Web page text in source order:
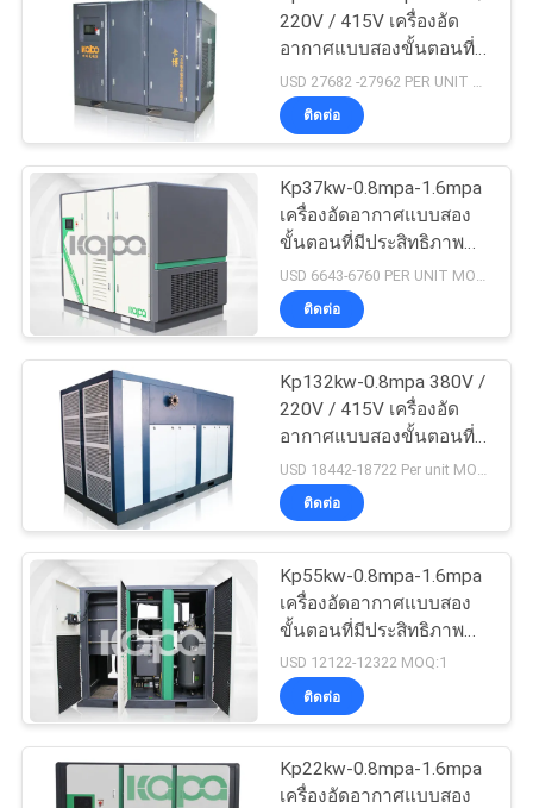
เว็บไซต์
PRIVACY
POLICY
สกรูแบบไม่มีน้ำมัน
เครื่องอัดอากาศ VSD
19
เครื่องอัดอากาศ
ทางการแพทย์
23
เครื่องอัดอากาศแบบ
220V / 415V เครื่องอัด
อากาศแบบสองขั้นตอนที่มี
ประสิทธิภาพและประหยัด
พลังงาน
ติดต่อ
Kp37kw-0.8mpa-1.6mpa
เครื่องอัดอากาศแบบสอง
ขั้นตอนที่มีประสิทธิภาพ
และประหยัดพลังงาน
ติดต่อ
Kp132kw-0.8mpa 380V /
220V / 415V เครื่องอัด
อากาศแบบสองขั้นตอนที่มี
ประสิทธิภาพและประหยัด
พลังงาน
ติดต่อ
Kp55kw-0.8mpa-1.6mpa
เครื่องอัดอากาศแบบสอง
ขั้นตอนที่มีประสิทธิภาพ
และประหยัดพลังงาน
USD 12122-12322 MOQ:1
ติดต่อ
Kp22kw-0.8mpa-1.6mpa
เครื่องอัดอากาศแบบสอง